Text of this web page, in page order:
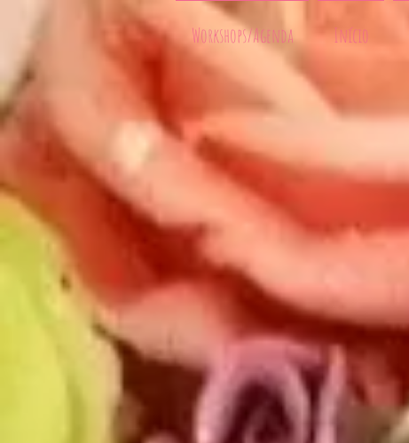
Workshops/Agenda Início